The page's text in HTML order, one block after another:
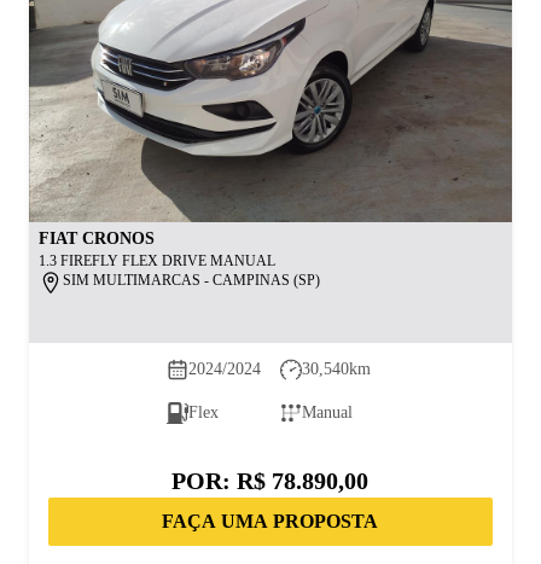
FIAT CRONOS
1.3 FIREFLY FLEX DRIVE MANUAL
SIM MULTIMARCAS - CAMPINAS (SP)
2024/2024 30,540km
Flex Manual
POR:R$ 78.890,00
FAÇA UMA PROPOSTA